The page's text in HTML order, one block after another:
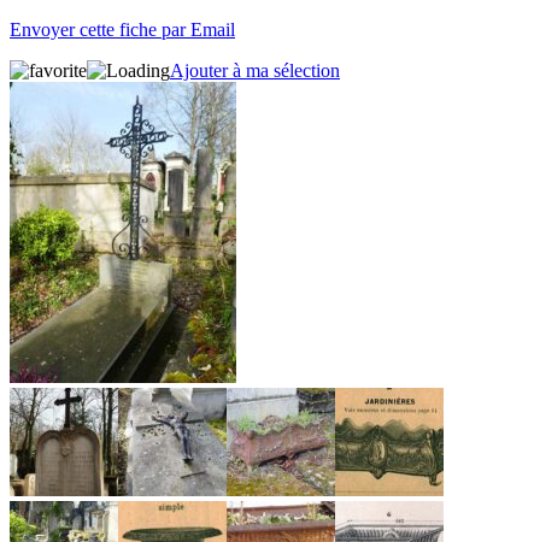
Envoyer cette fiche par Email
Ajouter à ma sélection